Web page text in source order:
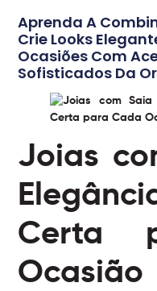
Aprenda A
Crie Looks
Ocasiões Com
Sofisticados Da
Joias
Certa
Ocasião